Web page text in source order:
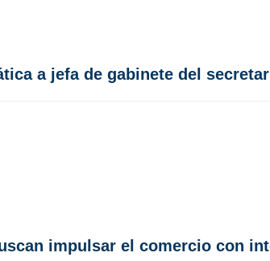
a jefa de gabinete del
impulsar el comercio con